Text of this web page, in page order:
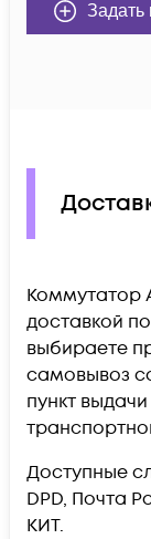
Задать
Коммутатор
доставкой
выбираете
самовывоз
пункт
Доступные
DPD, Почта
КИТ.